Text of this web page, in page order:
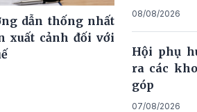
dẫn thống nhất
xuất cảnh đối với
08/08/2026
Hội phụ
ra các
góp
07/08/2026